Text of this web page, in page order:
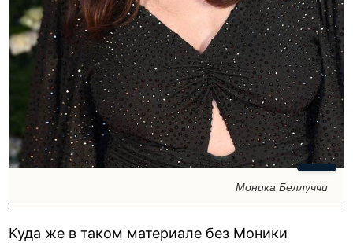
Моника Беллуччи
Куда же в таком материале без Моники